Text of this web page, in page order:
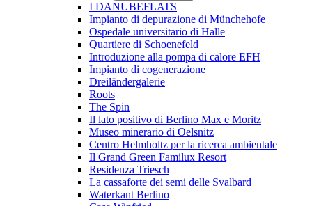
I DANUBEFLATS
Impianto di depurazione di Münchehofe
Ospedale universitario di Halle
Quartiere di Schoenefeld
Introduzione alla pompa di calore EFH
Impianto di cogenerazione
Dreiländergalerie
Roots
The Spin
Il lato positivo di Berlino Max e Moritz
Museo minerario di Oelsnitz
Centro Helmholtz per la ricerca ambientale
Il Grand Green Familux Resort
Residenza Triesch
La cassaforte dei semi delle Svalbard
Waterkant Berlino